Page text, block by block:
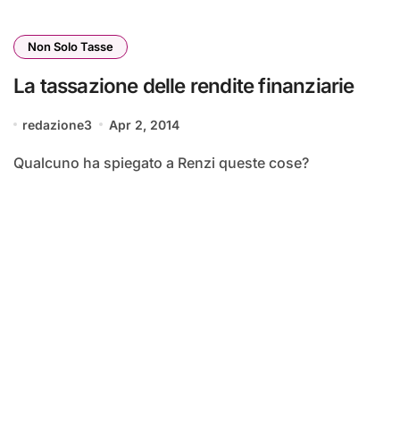
Non Solo Tasse
La tassazione delle rendite finanziarie
redazione3 Apr 2, 2014
Qualcuno ha spiegato a Renzi queste cose?